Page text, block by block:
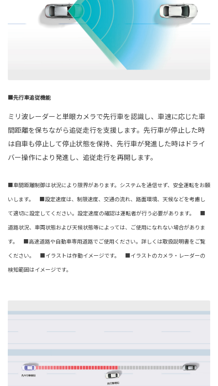
■先行車追従機能
ミリ波レーダーと単眼カメラで先行車を認識し、車速に応じた車
間距離を保ちながら追従走行を支援します。先行車が停止した時
は自車も停止して停止状態を保持、先行車が発進した時はドライ
バー操作により発進し、追従走行を再開します。
■車間距離制御は状況により限界があります。システムを過信せず、安全運転をお願
いします。 ■設定速度は、制限速度、交通の流れ、路面環境、天候などを考慮し
て適切に設定してください。設定速度の確認は運転者が行う必要があります。 ■
道路状況、車両状態および天候状態等によっては、ご使用になれない場合がありま
す。 ■高速道路や自動車専用道路でご使用ください。詳しくは取扱説明書をご覧
ください。 ■イラストは作動イメージです。 ■イラストのカメラ・レーダーの
検知範囲はイメージです。